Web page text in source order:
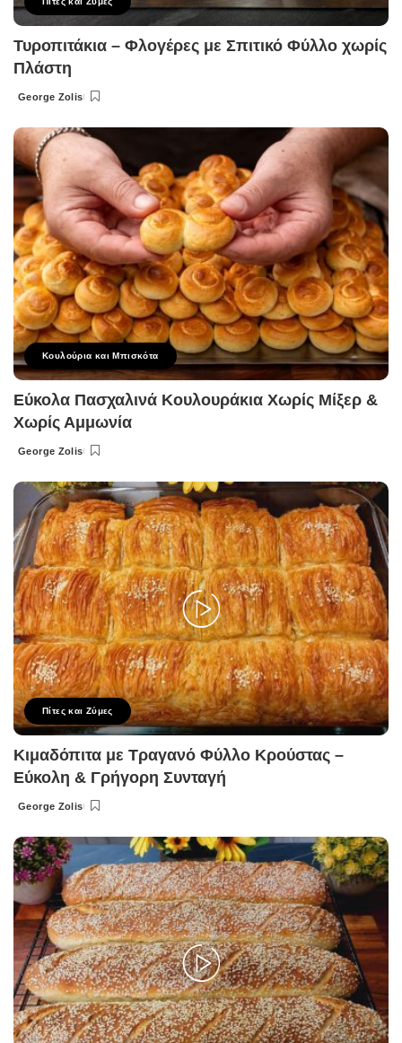
Τυροπιτάκια – Φλογέρες με Σπιτικό Φύλλο χωρίς
Πλάστη
Posted
George Zolis
Κουλούρια και Μπισκότα
Εύκολα Πασχαλινά Κουλουράκια Χωρίς Μίξερ &
Χωρίς Αμμωνία
Posted
George Zolis
Πίτες και Ζύμες
Κιμαδόπιτα με Τραγανό Φύλλο Κρούστας –
Εύκολη & Γρήγορη Συνταγή
Posted
George Zolis